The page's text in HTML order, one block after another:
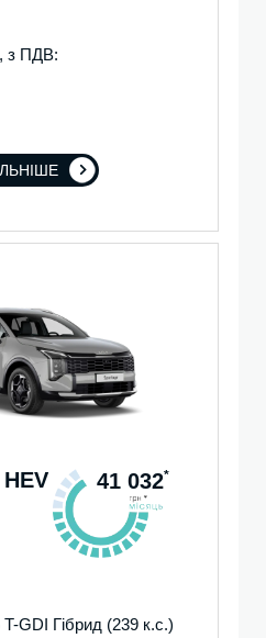
з ПДВ:
41 032*
GDI Гібрид (239 к.с.)